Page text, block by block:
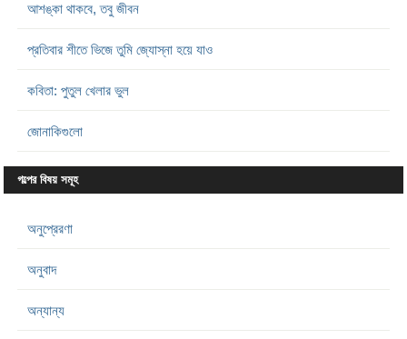
আশঙ্কা থাকবে, তবু জীবন
প্রতিবার শীতে ভিজে তুমি জ্যোস্না হয়ে যাও
কবিতা: পুতুল খেলার ভুল
জোনাকিগুলো
গল্পের বিষয় সমূহ
অনুপ্রেরণা
অনুবাদ
অন্যান্য